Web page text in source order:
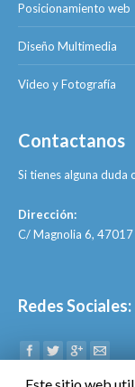
Posicionamiento web
Diseño Multimedia
Video y Fotografía
Contactanos
Si tienes alguna
Dirección:
C/ Magnolia 6,
Redes Sociales:
Find us on: